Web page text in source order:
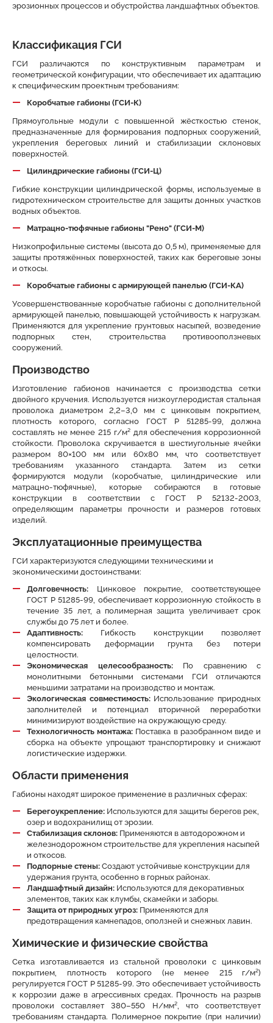
эрозионных процессов и обустройства ландшафтных объектов.
Классификация ГСИ
ГСИ различаются по конструктивным параметрам и
геометрической конфигурации, что обеспечивает их адаптацию
к специфическим проектным требованиям:
Коробчатые габионы (ГСИ-К)
Прямоугольные модули с повышенной жёсткостью стенок,
предназначенные для формирования подпорных сооружений,
укрепления береговых линий и стабилизации склоновых
поверхностей.
Цилиндрические габионы (ГСИ-Ц)
Гибкие конструкции цилиндрической формы, используемые в
гидротехническом строительстве для защиты донных участков
водных объектов.
Матрацно-тюфячные габионы "Рено" (ГСИ-М)
Низкопрофильные системы (высота до 0,5 м), применяемые для
защиты протяжённых поверхностей, таких как береговые зоны
и откосы.
Коробчатые габионы с армирующей панелью (ГСИ-КА)
Усовершенствованные коробчатые габионы с дополнительной
армирующей панелью, повышающей устойчивость к нагрузкам.
Применяются для укрепление грунтовых насыпей, возведение
подпорных стен, строительства противооползневых
сооружений.
Производство
Изготовление габионов начинается с производства сетки
двойного кручения. Используется низкоуглеродистая стальная
проволока диаметром 2,2–3,0 мм с цинковым покрытием,
плотность которого, согласно ГОСТ Р 51285-99, должна
составлять не менее 215 г/м² для обеспечения коррозионной
стойкости. Проволока скручивается в шестиугольные ячейки
размером 80×100 мм или 60х80 мм, что соответствует
требованиям указанного стандарта. Затем из сетки
формируются модули (коробчатые, цилиндрические или
матрацно-тюфячные), которые собираются в готовые
конструкции в соответствии с ГОСТ Р 52132-2003,
определяющим параметры прочности и размеров готовых
изделий.
Эксплуатационные преимущества
ГСИ характеризуются следующими техническими и
экономическими достоинствами:
Долговечность: Цинковое покрытие, соответствующее
ГОСТ Р 51285-99, обеспечивает коррозионную стойкость в
течение 35 лет, а полимерная защита увеличивает срок
службы до 75 лет и более.
Адаптивность: Гибкость конструкции позволяет
компенсировать деформации грунта без потери
целостности.
Экономическая целесообразность:По сравнению с
монолитными бетонными системами ГСИ отличаются
меньшими затратами на производство и монтаж.
Экологическая совместимость:Использование природных
заполнителей и потенциал вторичной переработки
минимизируют воздействие на окружающую среду.
Технологичность монтажа: Поставка в разобранном виде и
сборка на объекте упрощают транспортировку и снижают
логистические издержки.
Области применения
Габионы находят широкое применение в различных сферах:
Берегоукрепление: Используются для защиты берегов рек,
озер и водохранилищ от эрозии.
Стабилизация склонов: Применяются в автодорожном и
железнодорожном строительстве для укрепления насыпей
и откосов.
Подпорные стены: Создают устойчивые конструкции для
удержания грунта, особенно в горных районах.
Ландшафтный дизайн: Используются для декоративных
элементов, таких как клумбы, скамейки и заборы.
Защита от природных угроз: Применяются для
предотвращения камнепадов, оползней и снежных лавин.
Химические и физические свойства
Сетка изготавливается из стальной проволоки с цинковым
покрытием, плотность которого (не менее 215 г/м²)
регулируется ГОСТ Р 51285-99. Это обеспечивает устойчивость
к коррозии даже в агрессивных средах. Прочность на разрыв
проволоки составляет 380–550 Н/мм², что соответствует
требованиям стандарта. Полимерное покрытие (при наличии)